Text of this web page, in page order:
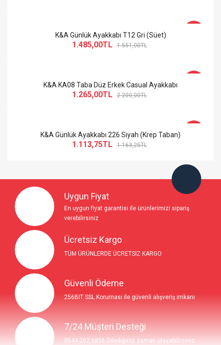
K&A Günlük Ayakkabı T12 Gri (Süet)
1.485,00TL 1.551,00TL
K&A KA08 Taba Düz Erkek Casual Ayakkabı
1.265,00TL 2.200,00TL
K&A Günlük Ayakkabı 226 Siyah (Krep Taban)
1.113,75TL 1.163,25TL
Uygun Fiyat
En uygun fiyat garantisi ile ürünlerimizi sipariş
verebilirsiniz
Ücretsiz Kargo
TÜM ÜRÜNLERDE ÜCRETSİZ KARGO
Güvenli Ödeme
256BIT SSL Koruması ile güvenli alışveriş imkanı
7/24 Müşteri Desteği
0544 202 6856 Dilediğiniz zaman ulaşabilirsiniz